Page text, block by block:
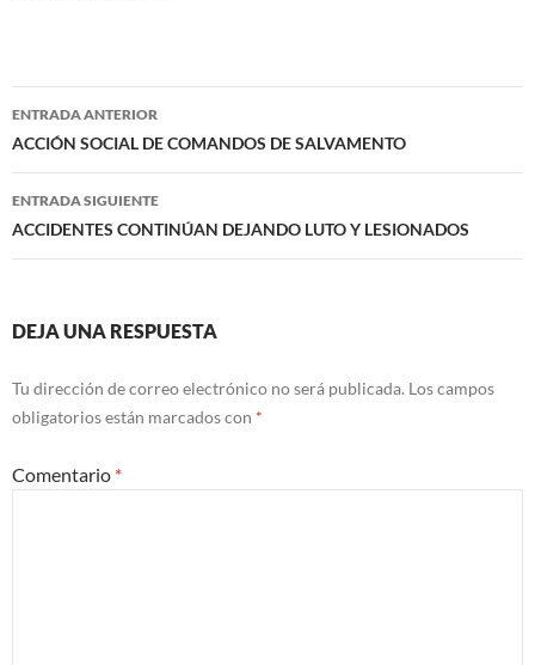
Navegación
de
entradas
ENTRADA ANTERIOR
ACCIÓN SOCIAL DE COMANDOS DE SALVAMENTO
ENTRADA SIGUIENTE
ACCIDENTES CONTINÚAN DEJANDO LUTO Y LESIONADOS
DEJA UNA RESPUESTA
Tu dirección de correo electrónico no será publicada. Los campos
obligatorios están marcados con *
Comentario *